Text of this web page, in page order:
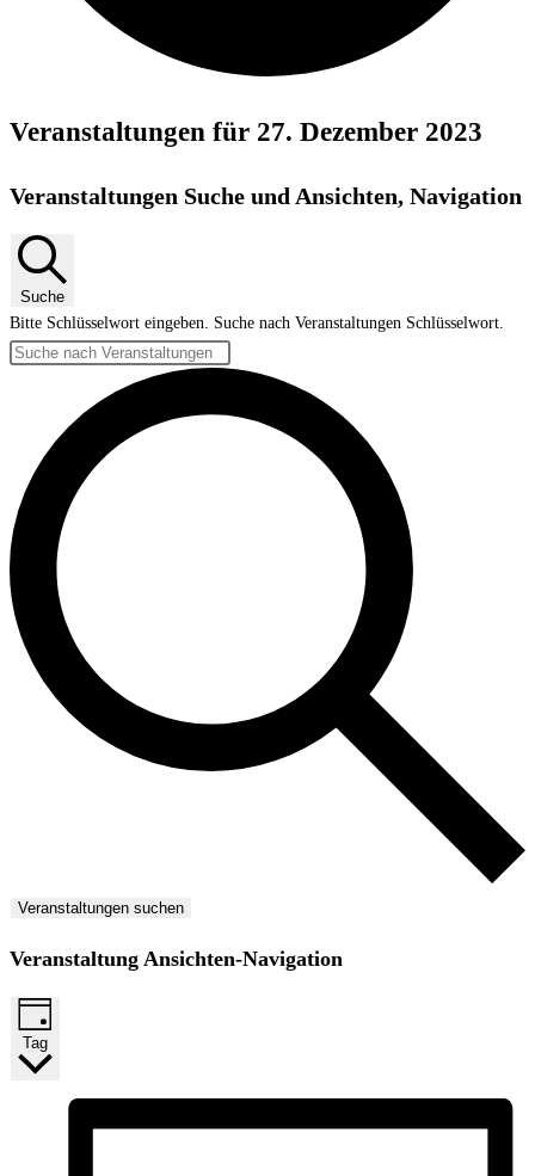
Veranstaltungen für 27. Dezember 2023
Veranstaltungen Suche und Ansichten, Navigation
Suche
Bitte Schlüsselwort eingeben. Suche nach Veranstaltungen Schlüsselwort.
Veranstaltungen suchen
Veranstaltung Ansichten-Navigation
Tag